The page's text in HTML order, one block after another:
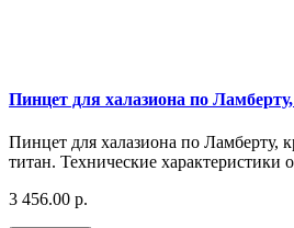
Пинцет для халазиона по
Пинцет для халазиона по Ламберту,
титан. Технические характеристики
3 456.00 р.